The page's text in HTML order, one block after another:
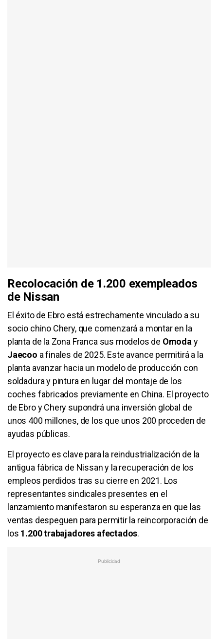
Recolocación de 1.200 exempleados
de Nissan
El éxito de Ebro está estrechamente vinculado a su
socio chino Chery, que comenzará a montar en la
planta de la Zona Franca sus modelos de Omoda y
Jaecoo a finales de 2025. Este avance permitirá a la
planta avanzar hacia un modelo de producción con
soldadura y pintura en lugar del montaje de los
coches fabricados previamente en China. El proyecto
de Ebro y Chery supondrá una inversión global de
unos 400 millones, de los que unos 200 proceden de
ayudas públicas.
El proyecto es clave para la reindustrialización de la
antigua fábrica de Nissan y la recuperación de los
empleos perdidos tras su cierre en 2021. Los
representantes sindicales presentes en el
lanzamiento manifestaron su esperanza en que las
ventas despeguen para permitir la reincorporación de
los 1.200 trabajadores afectados.